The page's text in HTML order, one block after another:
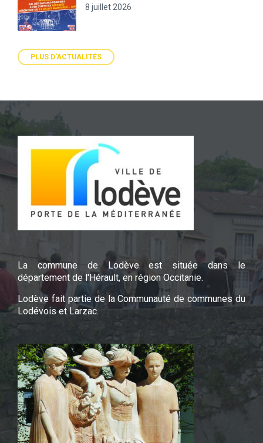
8 juillet 2026
PLUS D'ACTUALITÉS
La commune de Lodève est située dans le
département de l'Hérault, en région Occitanie.
Lodève fait partie de la Communauté de communes du
Lodévois et Larzac.